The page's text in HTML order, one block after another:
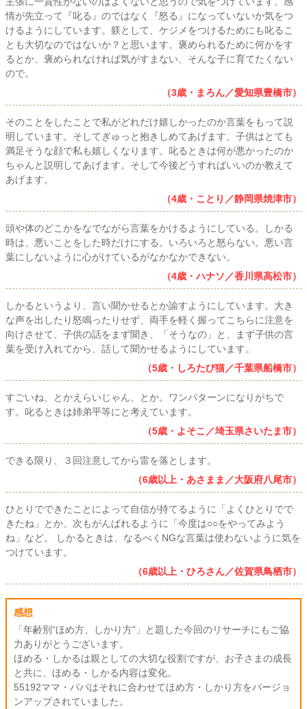
情が先立って『叱る』のではなく『怒る』になっていないか気をつ
けるようにしています。躾として、ケジメをつけるためにも叱るこ
とも大切なのではないか？と思います。褒められるために何かをす
るとか、褒められなければ気がすまない、そんな子に育てたくない
ので。
（3歳・まろん／愛知県豊橋市）
そのことをしたことで私がどれだけ嬉しかったのか言葉をもって説
明しています。そしてぎゅっと抱きしめてあげます。子供はとても
満足そうな顔で私も嬉しくなります。叱るときは何が悪かったのか
ちゃんと説明してあげます。そして今後どうすればいいのか教えて
あげます。
（4歳・ことり／静岡県焼津市）
頭や体のどこかをなでながら言葉をかけるようにしている。しかる
時は、悪いことをした時だけにする。いろいろと怒らない。悪い言
葉にしないように心がけているがなかなかできない。
（4歳・ハナソ／香川県高松市）
しかるというより、言い聞かせるとか諭すようにしています。大き
な声を出したり怒鳴ったりせず、両手を軽く握ってこちらに注意を
向けさせて、子供の話をまず聞き、「そうなの」と、まず子供の言
葉を受け入れてから、話して聞かせるようにしています。
（5歳・しろたび猫／千葉県船橋市）
すごいね、とかえらいじゃん、とか。ワンパターンになりがちで
す。叱るときは姉弟平等にと考えています。
（5歳・よそこ／埼玉県さいたま市）
できる限り、３回注意してから雷を落とします。
（6歳以上・あさまま／大阪府八尾市）
ひとりでできたことによって自信が持てるように「よくひとりでで
きたね」とか、次もがんばれるように「今度は○○をやってみよう
ね」など。 しかるときは、なるべくNGな言葉は使わないように気を
つけています。
（6歳以上・ひろさん／佐賀県鳥栖市）
感想
「年齢別“ほめ方、しかり方”」と題した今回のリサーチにもご協
力ありがとうございます。
ほめる・しかるは親としての大切な役割ですが、お子さまの成長
と共に、ほめる・しかる内容は変化。
55192ママ・パパはそれに合わせてほめ方・しかり方をバージョ
ンアップされていました。